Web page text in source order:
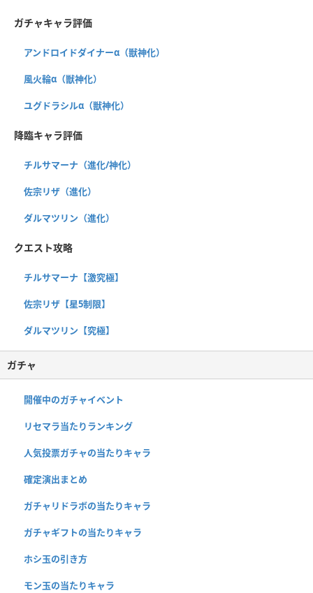
ガチャキャラ評価
アンドロイドダイナーα（獣神化）
風火輪α（獣神化）
ユグドラシルα（獣神化）
降臨キャラ評価
チルサマーナ（進化/神化）
佐宗リザ（進化）
ダルマツリン（進化）
クエスト攻略
チルサマーナ【激究極】
佐宗リザ【星5制限】
ダルマツリン【究極】
ガチャ
開催中のガチャイベント
リセマラ当たりランキング
人気投票ガチャの当たりキャラ
確定演出まとめ
ガチャリドラボの当たりキャラ
ガチャギフトの当たりキャラ
ホシ玉の引き方
モン玉の当たりキャラ